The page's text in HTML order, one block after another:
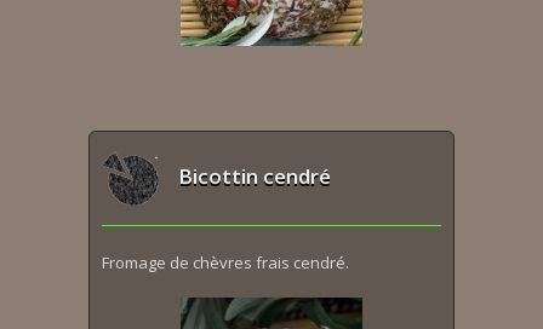
Bicottin cendré
Fromage de chèvres frais cendré.